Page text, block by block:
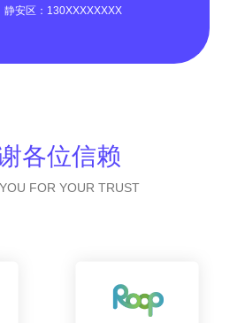
静安区：130XXXXXXXX
各位信赖
FOR YOUR TRUST